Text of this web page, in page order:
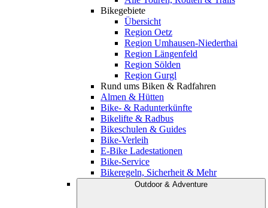
Bikegebiete
Übersicht
Region Oetz
Region Umhausen-Niederthai
Region Längenfeld
Region Sölden
Region Gurgl
Rund ums Biken & Radfahren
Almen & Hütten
Bike- & Radunterkünfte
Bikelifte & Radbus
Bikeschulen & Guides
Bike-Verleih
E-Bike Ladestationen
Bike-Service
Bikeregeln, Sicherheit & Mehr
Outdoor & Adventure